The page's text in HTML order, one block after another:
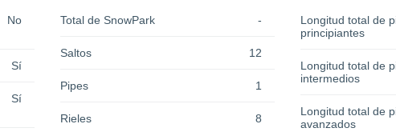
No
Sí
Sí
Total de SnowPark -
Saltos 12
Pipes 1
Rieles 8
Longitud total de
principiantes
Longitud total de
intermedios
Longitud total de
avanzados